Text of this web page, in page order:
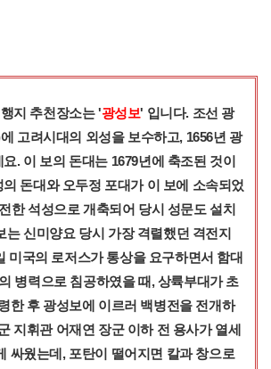
지 추천장소는 '광성보' 입니다. 조선 광
고려시대의 외성을 보수하고, 1656년 광
. 이 보의 돈대는 1679년에 축조된 것이
돈대와 오두정 포대가 이 보에 소속되었
한 석성으로 개축되어 당시 성문도 설치
는 신미양요 당시 가장 격렬했던 격전지
미국의 로저스가 통상을 요구하면서 함대
병력으로 침공하였을 때, 상륙부대가 초
한 후 광성보에 이르러 백병전을 전개하
지휘관 어재연 장군 이하 전 용사가 열세
싸웠는데, 포탄이 떨어지면 칼과 창으로